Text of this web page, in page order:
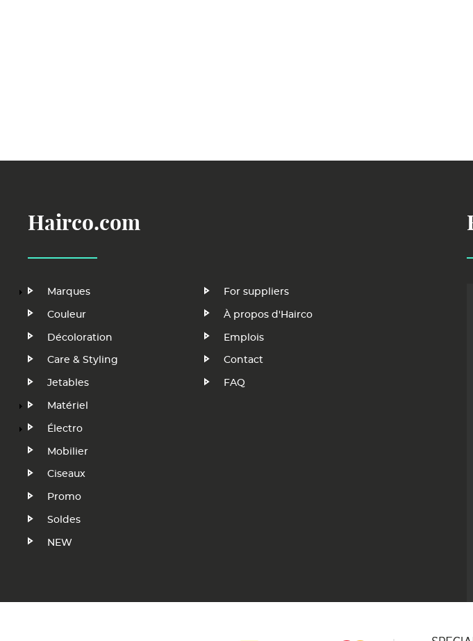
Hairco.com
Main
Navigation
FR
Marques
Couleur
Décoloration
Care & Styling
Jetables
Matériel
Électro
Mobilier
Ciseaux
Promo
Soldes
NEW
Footer
Menu
FR
For suppliers
À propos d'Hairco
Emplois
Contact
FAQ